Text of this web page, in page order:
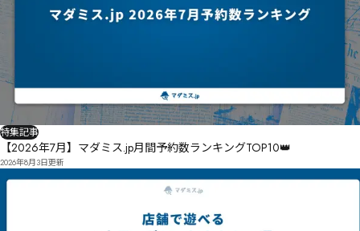
特集記事
【2026年7月】マダミス.jp月間予約数ランキングTOP10👑
2026年8月3日更新